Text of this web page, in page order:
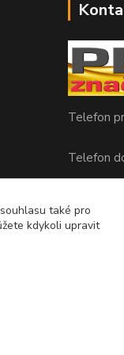
Telefon
Telefon
také pro
kdykoli upravit